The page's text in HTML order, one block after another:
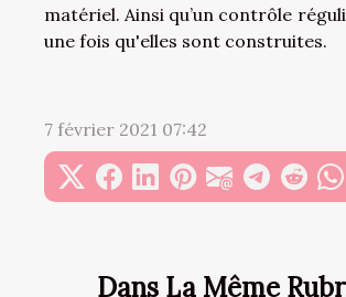
Dans La Même
matériel. Ainsi qu’un contrôle
une fois qu'elles sont construites.
7 février 2021 07:42